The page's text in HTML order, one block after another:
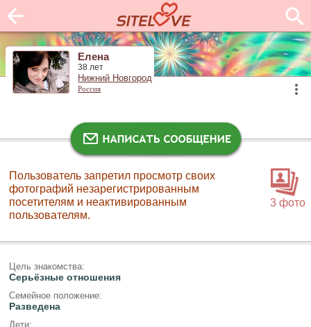
Елена
38 лет
Нижний Новгород
Россия
3 фото
Пользователь запретил просмотр своих
фотографий незарегистрированным
посетителям и неактивированным
пользователям.
Цель знакомства:
Серьёзные отношения
Семейное положение:
Разведена
Дети: